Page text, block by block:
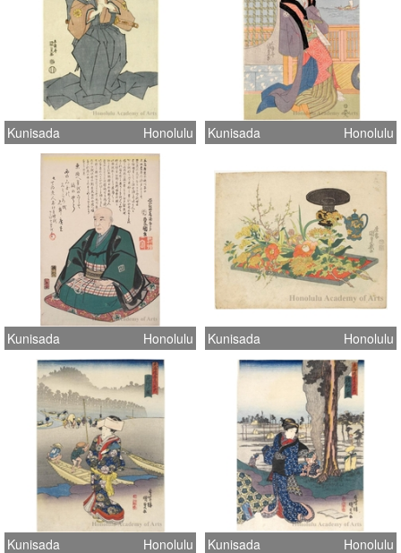
Kunisada Honolulu Kunisada Honolulu
Kunisada Honolulu Kunisada Honolulu
Kunisada Honolulu Kunisada Honolulu